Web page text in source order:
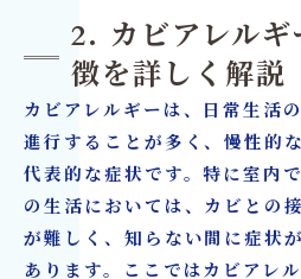
2. カビアレル
徴を詳しく解説
カビアレルギーは、日常生活
進行することが多く、慢性的
代表的な症状です。特に室内
の生活においては、カビとの
が難しく、知らない間に症状
あります。ここではカビアレ